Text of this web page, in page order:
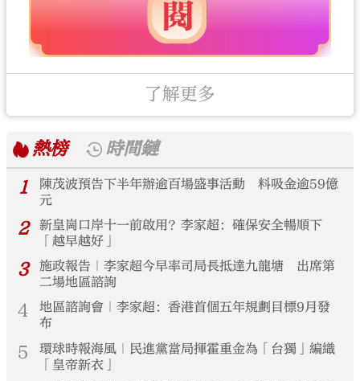
了解更多
熱榜
時間鏈
1
陳茂波預告下半年辦逾百場盛事活動 料吸金逾59億
元
2
新皇崗口岸十一前啟用？李家超：確保安全暢順下
「越早越好」
3
施政報告｜李家超今早率司局長抵達九龍塘 出席第
二場地區諮詢
4
地區諮詢會｜李家超：香港首個五年規劃目標9月發
布
5
環球時報海風｜民進黨當局揮霍重金為「台獨」編織
「皇帝新衣」